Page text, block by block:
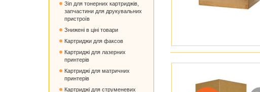
Зіп для тонерних картриджів,
запчастини для друкувальних
пристроїв
Знижені в ціні товари
Картриджи для факсов
Картриджі для лазерних
принтерів
Картриджі для матричних
принтерів
Картриджі для струменевих